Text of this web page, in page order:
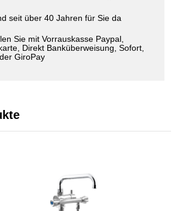
seit über 40 Jahren für Sie da
Sie mit Vorrauskasse Paypal,
Direkt Banküberweisung, Sofort,
GiroPay